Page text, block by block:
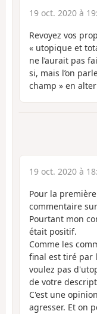
19 oct. 2020 à
Revoyez vos
« utopique et
ne l’aurait pas
si, mais l’on
champ » en
19 oct. 2020 à
Pour la
commentaire
Pourtant mon
était positif.
Comme les
final est tiré par
voulez pas
de votre
C'est une
agresser. Et on